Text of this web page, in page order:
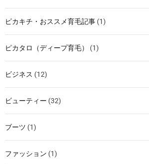
ピカキチ・おススメ育毛記事 (1)
ピカタロ（ディープ育毛） (1)
ビジネス (12)
ビューティー (32)
ブーツ (1)
ファッション (1)